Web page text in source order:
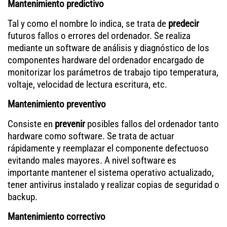
Mantenimiento predictivo
Tal y como el nombre lo indica, se trata de predecir
futuros fallos o errores del ordenador. Se realiza
mediante un software de análisis y diagnóstico de los
componentes hardware del ordenador encargado de
monitorizar los parámetros de trabajo tipo temperatura,
voltaje, velocidad de lectura escritura, etc.
Mantenimiento preventivo
Consiste en prevenirposibles fallos del ordenador tanto
hardware como software. Se trata de actuar
rápidamente y reemplazar el componente defectuoso
evitando males mayores. A nivel software es
importante mantener el sistema operativo actualizado,
tener antivirus instalado y realizar copias de seguridad o
backup.
Mantenimiento correctivo